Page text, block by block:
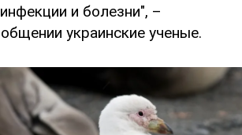
и болезни", –
украинские ученые.